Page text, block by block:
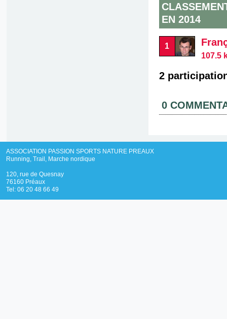
EN 2014
1
107.5
2
0
ASSOCIATION PASSION SPORTS NATURE PREAUX
Running, Trail, Marche nordique
120, rue de Quesnay
76160 Préaux
Tel: 06 20 48 66 49